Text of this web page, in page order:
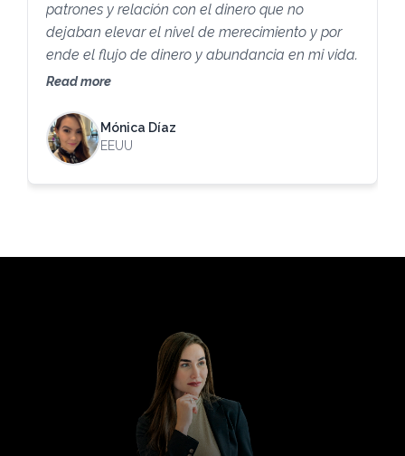
patrones y relación con el dinero que no
dejaban elevar el nivel de merecimiento y por
ende el flujo de dinero y abundancia en mi vida.
Read more
Mónica Díaz
EEUU